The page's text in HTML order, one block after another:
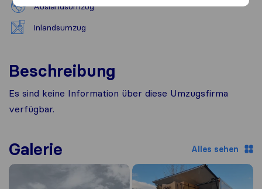
Auslandsumzug
Inlandsumzug
Beschreibung
Es sind keine Information über diese Umzugsfirma
verfügbar.
Galerie Alles sehen